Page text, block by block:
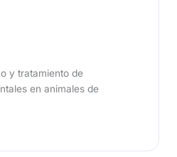
y tratamiento de
en animales de